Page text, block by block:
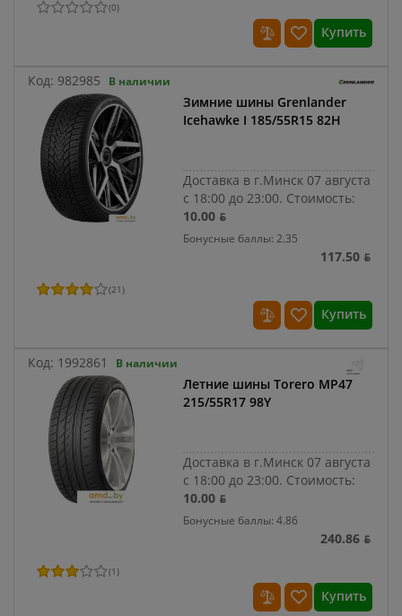
(0)
Купить
Код: 982985 В наличии
Зимние шины Grenlander
Icehawke I 185/55R15 82H
Доставка в г.Минск 07 августа
с 18:00 до 23:00. Стоимость:
10.00 ƃ
Бонусные баллы: 2.35
117.50 ƃ
(21)
Купить
Код: 1992861 В наличии
Летние шины Torero MP47
215/55R17 98Y
Доставка в г.Минск 07 августа
с 18:00 до 23:00. Стоимость:
10.00 ƃ
Бонусные баллы: 4.86
240.86 ƃ
(1)
Купить